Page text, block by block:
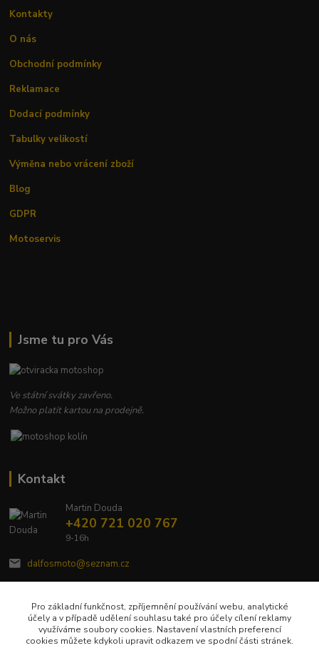
Kontakty
O nás
Obchodní podmínky
Reklamace
Dodací podmínky
Tabulky velikostí
Výměna nebo vrácení zboží
Blog
GDPR
Motoservis
Jsme tu pro Vás
Ve státní svátky zavřeno.
Možno platit kartou na prodejně.
Kontakt
Martin Douda
+420 721 020 767
9-16h
dalfosmoto@seznam.cz
Pro základní funkčnost, zpříjemnění používání webu, analytické
účely a v případě udělení souhlasu také pro účely cílení reklamy
využíváme soubory cookies. Nastavení vlastních preferencí
cookies můžete kdykoli upravit odkazem ve spodní části stránek.